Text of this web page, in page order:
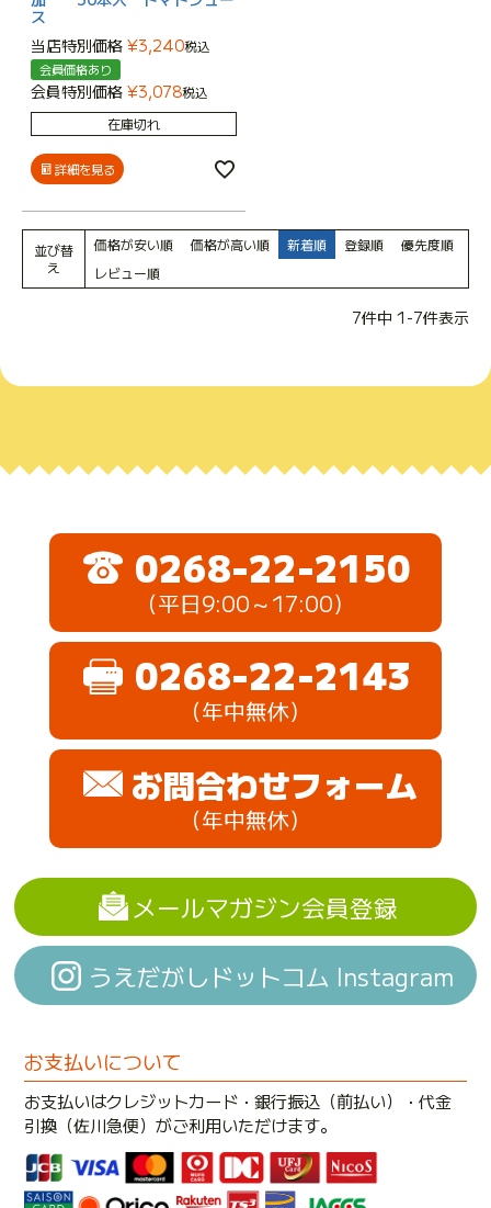
ス
当店特別価格 ¥3,240税込
会員価格あり
会員特別価格 ¥3,078税込
在庫切れ
詳細を見る
並び替
え
価格が安い順 価格が高い順 新着順 登録順
優先度順
レビュー順
7件中 1 -7件表示
0268-22-2150
（平日9:00～17:00）
0268-22-2143
（年中無休）
お問合わせフォーム
（年中無休）
メールマガジン会員登録
うえだがしドットコム Instagram
お支払いについて
お支払いはクレジットカード・銀行振込（前払い）・代金
引換（佐川急便）がご利用いただけます。